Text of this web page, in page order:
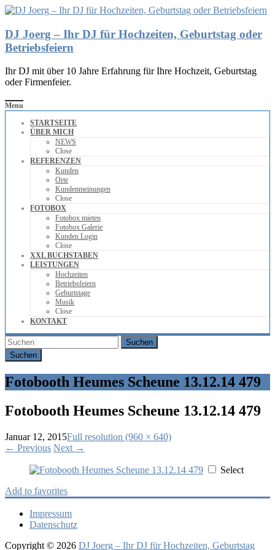
DJ Joerg – Ihr DJ für Hochzeiten, Geburtstag oder
Betriebsfeiern
Ihr DJ mit über 10 Jahre Erfahrung für Ihre Hochzeit, Geburtstag
oder Firmenfeier.
Menu
STARTSEITE
ÜBER MICH
NEWS
Close
REFERENZEN
Kunden
Orte
Kundenmeinungen
Close
FOTOBOX
Fotobox mieten
Fotobox Galerie
Kunden Login
Close
XXL BUCHSTABEN
LEISTUNGEN
Hochzeiten
Betriebsfeiern
Geburtstage
Musik
Close
KONTAKT
Suchen
Fotobooth Heumes Scheune 13.12.14 479
Fotobooth Heumes Scheune 13.12.14 479
Januar 12, 2015Full resolution (960 × 640)
← Previous Next →
Select
Add to favorites
Impressum
Datenschutz
Copyright © 2026 DJ Joerg – Ihr DJ für Hochzeiten, Geburtstag